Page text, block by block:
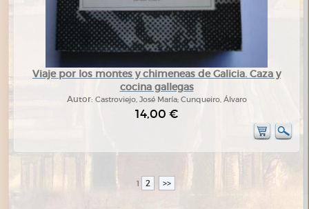
Viaje por los montes y chimeneas de Galicia. Caza y
cocina gallegas
Autor: Castroviejo, José María; Cunqueiro, Álvaro
14,00 €
1 2 >>